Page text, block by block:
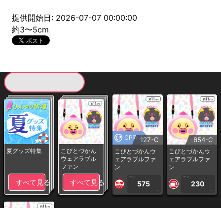
提供開始日: 2026-07-07 00:00:00
約3〜5cm
夏グッズ特集
すべて見る
こびとづかん
ウェアラブル
ファン
すべて見る
CP専用127-C
こびとづかんウ
ェアラブルファ
ン
1PLAY
575
CP
654-C
こびとづかんウ
ェアラブルファ
ン
1PLAY
230
CP